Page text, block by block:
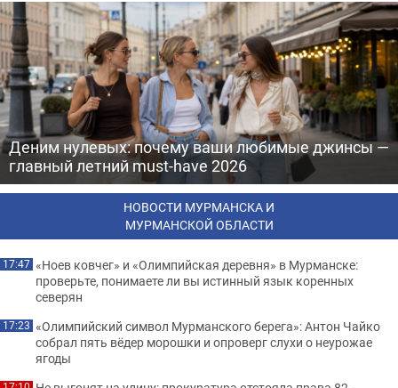
Деним нулевых: почему ваши любимые джинсы —
главный летний must-have 2026
НОВОСТИ МУРМАНСКА И
МУРМАНСКОЙ ОБЛАСТИ
17:47 «Ноев ковчег» и «Олимпийская деревня» в Мурманске:
проверьте, понимаете ли вы истинный язык коренных
северян
17:23 «Олимпийский символ Мурманского берега»: Антон Чайко
собрал пять вёдер морошки и опроверг слухи о неурожае
ягоды